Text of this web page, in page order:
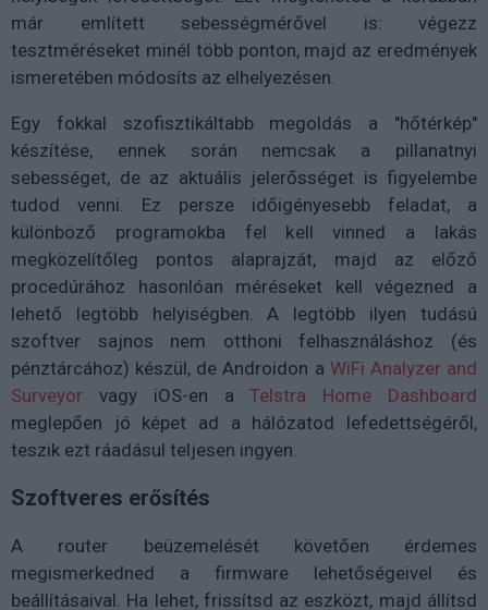
már említett sebességmérővel is: végezz
tesztméréseket minél több ponton, majd az eredmények
ismeretében módosíts az elhelyezésen.
Egy fokkal szofisztikáltabb megoldás a "hőtérkép"
készítése, ennek során nemcsak a pillanatnyi
sebességet, de az aktuális jelerősséget is figyelembe
tudod venni. Ez persze időigényesebb feladat, a
különböző programokba fel kell vinned a lakás
megközelítőleg pontos alaprajzát, majd az előző
procedúrához hasonlóan méréseket kell végezned a
lehető legtöbb helyiségben. A legtöbb ilyen tudású
szoftver sajnos nem otthoni felhasználáshoz (és
pénztárcához) készül, de Androidon a WiFi Analyzer and
Surveyor vagy iOS-en aTelstra Home Dashboard
meglepően jó képet ad a hálózatod lefedettségéről,
teszik ezt ráadásul teljesen ingyen.
Szoftveres erősítés
A router beüzemelését követően érdemes
megismerkedned a firmware lehetőségeivel és
beállításaival. Ha lehet, frissítsd az eszközt, majd állítsd